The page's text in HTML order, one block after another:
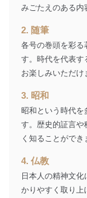
3
当社カスタ
4
採用応募者
個人情報
5
人情報
6
パートナー
企業）から
により当社
定期購読サ
等をご利用
みごたえのある内
2. 随筆
各号の巻頭を彩る
す。時代を代表す
お楽しみいただけ
3. 昭和
昭和という時代を
す。歴史的証言や
く知ることができ
4. 仏教
日本人の精神文
かりやすく取り上